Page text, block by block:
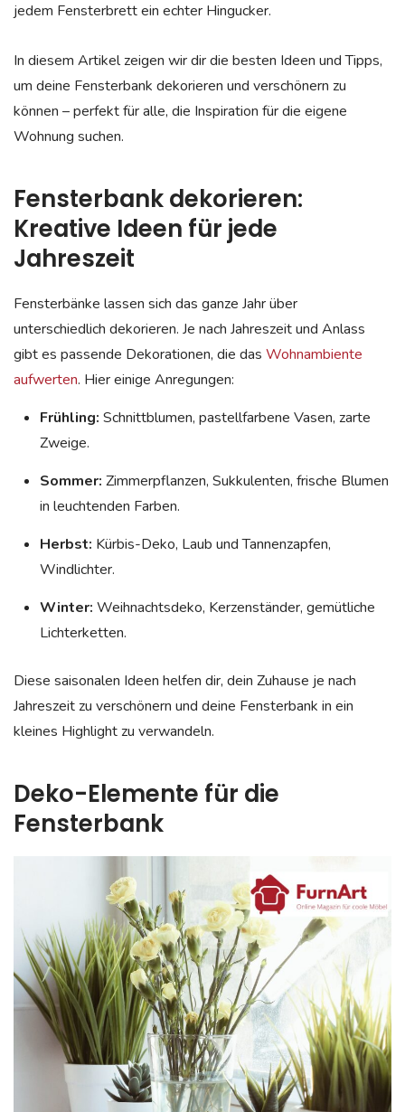
jedem Fensterbrett ein echter Hingucker.
In diesem Artikel zeigen wir dir die besten Ideen und Tipps,
um deine Fensterbank dekorieren und verschönern zu
können – perfekt für alle, die Inspiration für die eigene
Wohnung suchen.
Fensterbank dekorieren:
Kreative Ideen für jede
Jahreszeit
Fensterbänke lassen sich das ganze Jahr über
unterschiedlich dekorieren. Je nach Jahreszeit und Anlass
gibt es passende Dekorationen, die das Wohnambiente
aufwerten. Hier einige Anregungen:
Frühling: Schnittblumen, pastellfarbene Vasen, zarte
Zweige.
Sommer: Zimmerpflanzen, Sukkulenten, frische Blumen
in leuchtenden Farben.
Herbst: Kürbis-Deko, Laub und Tannenzapfen,
Windlichter.
Winter: Weihnachtsdeko, Kerzenständer, gemütliche
Lichterketten.
Diese saisonalen Ideen helfen dir, dein Zuhause je nach
Jahreszeit zu verschönern und deine Fensterbank in ein
kleines Highlight zu verwandeln.
Deko-Elemente für die
Fensterbank